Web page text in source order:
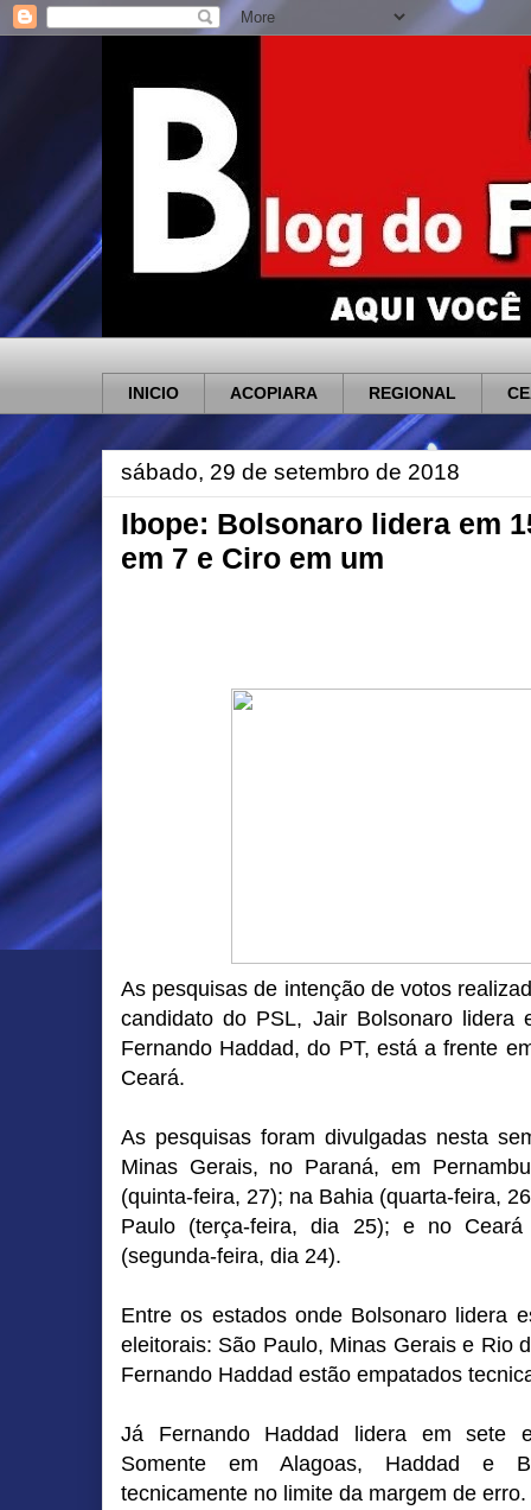
INICIO ACOPIARA REGIONAL
sábado, 29 de setembro de 2018
Ibope: Bolsonaro lidera em
em 7 e Ciro em um
As pesquisas de intenção de votos
candidato do PSL, Jair Bolsonaro lidera
Fernando Haddad, do PT, está a frente
Ceará.
As pesquisas foram divulgadas nesta
Minas Gerais, no Paraná, em
(quinta-feira, 27); na Bahia (quarta-feira,
Paulo (terça-feira, dia 25); e no
(segunda-feira, dia 24).
Entre os estados onde Bolsonaro lidera
eleitorais: São Paulo, Minas Gerais e Rio
Fernando Haddad estão empatados
Já Fernando Haddad lidera em sete
Somente em Alagoas, Haddad e
tecnicamente no limite da margem de erro.